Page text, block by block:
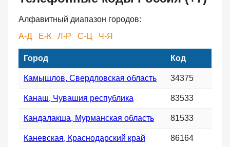
Алфавитный диапазон городов:
А-Д
Е-К Л-Р С-Ц Ч-Я
Город Код
Камышлов, Свердловская область 34375
Канаш, Чувашия республика 83533
Кандалакша, Мурманская область 81533
Каневская, Краснодарский край 86164